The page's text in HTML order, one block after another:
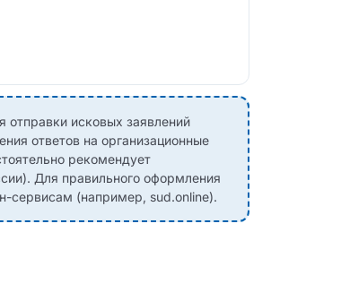
отправки исковых заявлений
ответов на организационные
рекомендует
Для правильного оформления
сервисам (например, sud.online).